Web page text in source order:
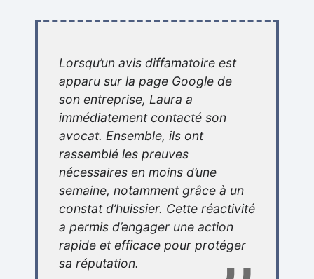
Lorsqu’un avis diffamatoire est
apparu sur la page Google de
son entreprise, Laura a
immédiatement contacté son
avocat. Ensemble, ils ont
rassemblé les preuves
nécessaires en moins d’une
semaine, notamment grâce à un
constat d’huissier. Cette réactivité
a permis d’engager une action
rapide et efficace pour protéger
sa réputation.